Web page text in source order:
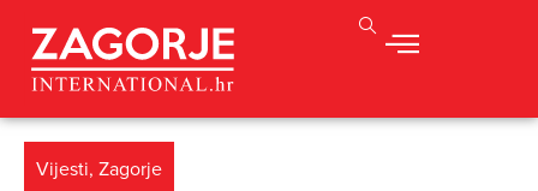
Vijesti, Zagorje